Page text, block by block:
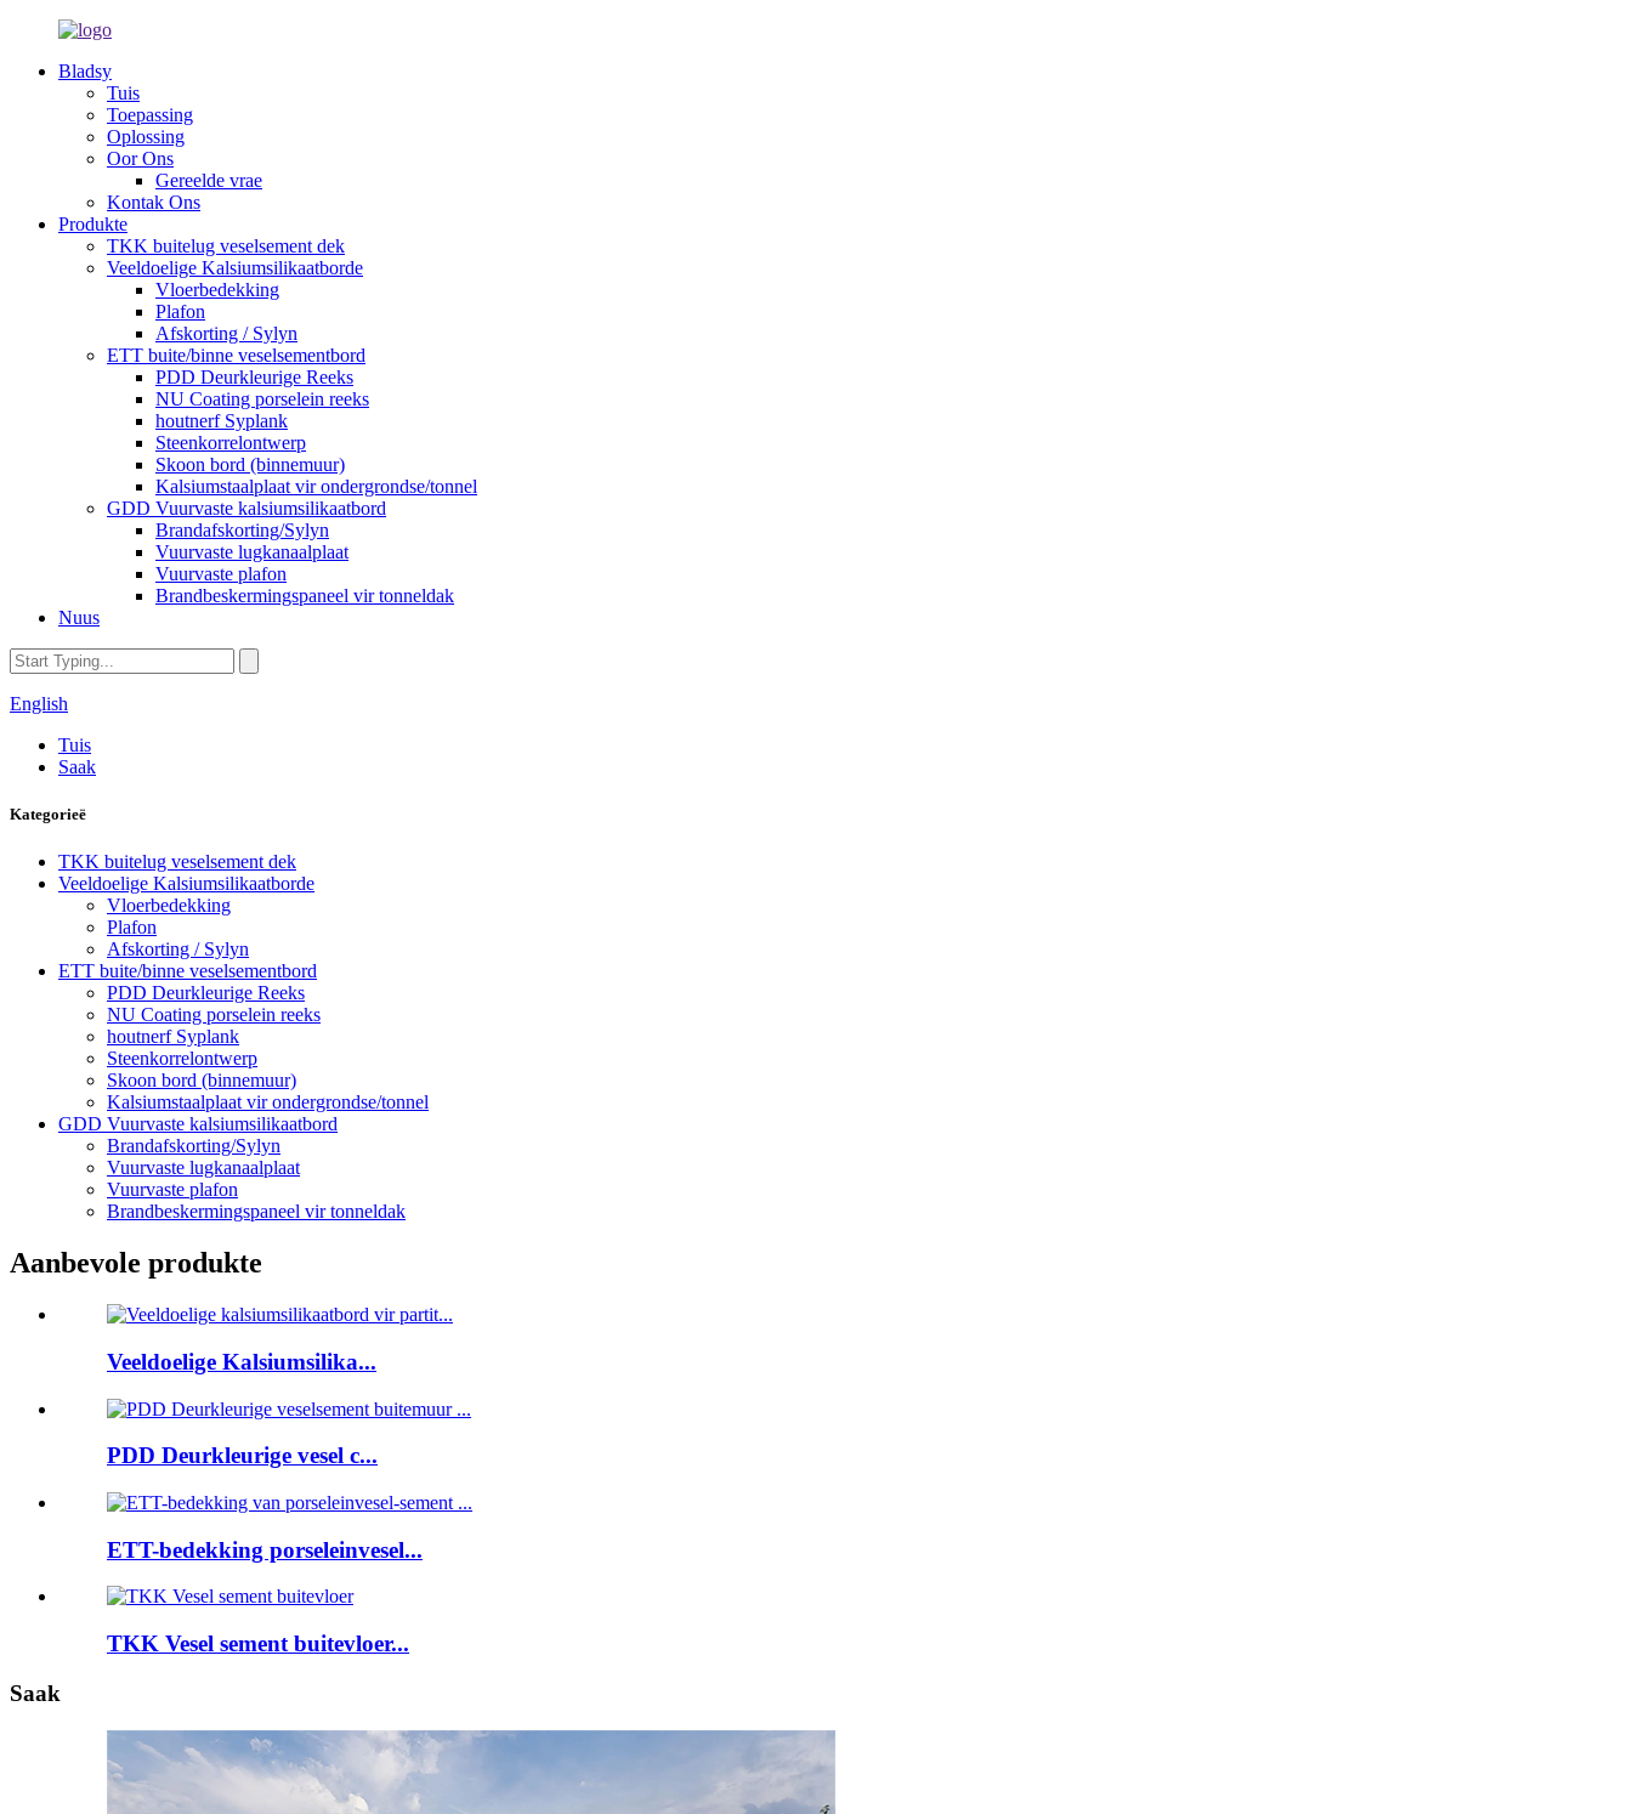
Bladsy
Tuis
Toepassing
Oplossing
Oor Ons
Gereelde vrae
Kontak Ons
Produkte
TKK buitelug veselsement dek
Veeldoelige Kalsiumsilikaatborde
Vloerbedekking
Plafon
Afskorting / Sylyn
ETT buite/binne veselsementbord
PDD Deurkleurige Reeks
NU Coating porselein reeks
houtnerf Syplank
Steenkorrelontwerp
Skoon bord (binnemuur)
Kalsiumstaalplaat vir ondergrondse/tonnel
GDD Vuurvaste kalsiumsilikaatbord
Brandafskorting/Sylyn
Vuurvaste lugkanaalplaat
Vuurvaste plafon
Brandbeskermingspaneel vir tonneldak
Nuus
English
Tuis
Saak
Kategorieë
TKK buitelug veselsement dek
Veeldoelige Kalsiumsilikaatborde
Vloerbedekking
Plafon
Afskorting / Sylyn
ETT buite/binne veselsementbord
PDD Deurkleurige Reeks
NU Coating porselein reeks
houtnerf Syplank
Steenkorrelontwerp
Skoon bord (binnemuur)
Kalsiumstaalplaat vir ondergrondse/tonnel
GDD Vuurvaste kalsiumsilikaatbord
Brandafskorting/Sylyn
Vuurvaste lugkanaalplaat
Vuurvaste plafon
Brandbeskermingspaneel vir tonneldak
Aanbevole produkte
Veeldoelige Kalsiumsilika...
PDD Deurkleurige vesel c...
ETT-bedekking porseleinvesel...
TKK Vesel sement buitevloer...
Saak